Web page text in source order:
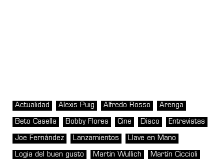
Actualidad Alexis Puig Alfredo Rosso Arenga
Beto Casella Bobby Flores Cine Disco Entrevistas
Joe Fernández Lanzamientos Llave en Mano
Logia del buen gusto Martin Wullich Martín Ciccioli